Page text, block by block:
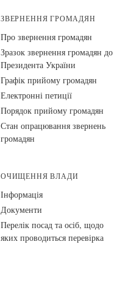
ЗВЕРНЕННЯ ГРОМАДЯН
Про звернення громадян
Зразок звернення громадян до
Президента України
Графік прийому громадян
Електронні петиції
Порядок прийому громадян
Стан опрацювання звернень
громадян
ОЧИЩЕННЯ ВЛАДИ
Інформація
Документи
Перелік посад та осіб, щодо
яких проводиться перевірка